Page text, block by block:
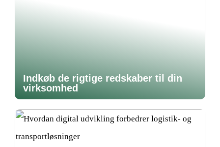
Indkøb de rigtige redskaber til din
virksomhed